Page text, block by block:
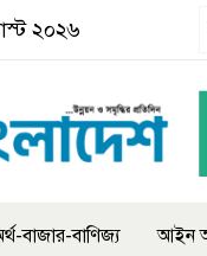
২০২৬
বাজার-বাণিজ্য আইন